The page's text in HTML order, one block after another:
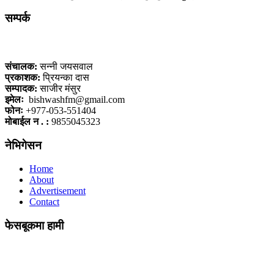
सम्पर्क
संचालक: सन्नी जयसवाल
प्रकाशक: प्रियन्का दास
सम्पादक: साजीर मंसुर
इमेलः bishwashfm@gmail.com
फोनः +977-053-551404
मोबाईल न . : 9855045323
नेभिगेसन
Home
About
Advertisement
Contact
फेसबूकमा हामी